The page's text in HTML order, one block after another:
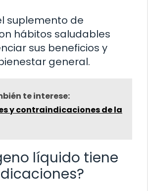
suplemento de
hábitos saludables
sus beneficios y
general.
te interese:
y contraindicaciones de la
líquido tiene